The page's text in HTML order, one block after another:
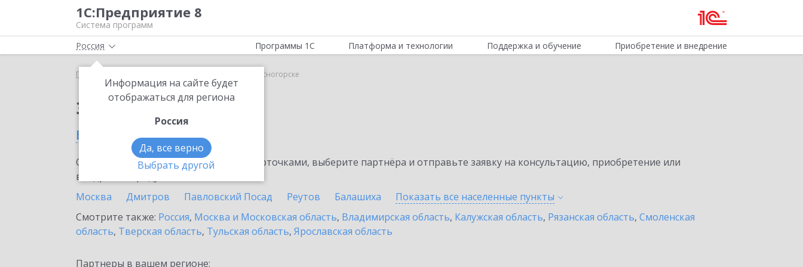
1С:Предприятие 8
Система программ
Россия
Информация на сайте будет
отображаться для региона
Россия
Да, все верно
Выбрать другой
Программы 1С Платформа и технологии Поддержка и обучение Приобретение и внедрение
Главная Bidzaar в Красногорске
Заказать Bidzaar
в Красногорске
Ознакомьтесь с информационными карточками, выберите партнёра и отправьте заявку на консультацию, приобретение или
внедрение продукта.
Москва
Дмитров Павловский Посад Реутов Балашиха Показать все населенные пункты
Смотрите также: Россия, Москва и Московская область, Владимирская область, Калужская область, Рязанская область, Смоленская
область, Тверская область, Тульская область, Ярославская область
Партнеры в вашем регионе: